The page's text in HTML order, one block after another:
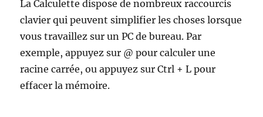
La Calculette dispose de nombreux raccourcis
clavier qui peuvent simplifier les choses lorsque
vous travaillez sur un PC de bureau. Par
exemple, appuyez sur @ pour calculer une
racine carrée, ou appuyez sur Ctrl + L pour
effacer la mémoire.